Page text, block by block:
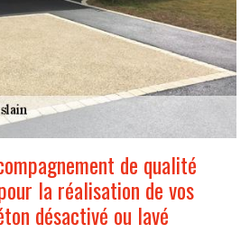
de qualité
la réalisation de vos
désactivé ou lavé